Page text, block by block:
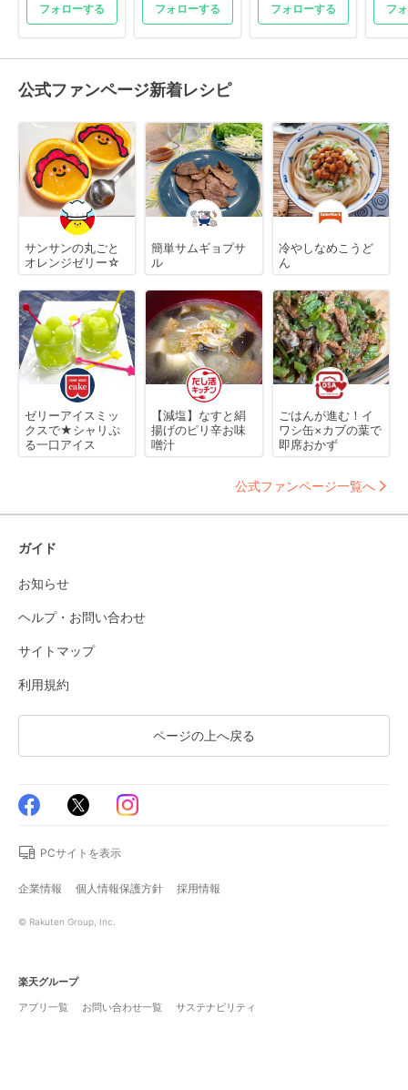
フォローする フォローする フォローする フ
公式ファンページ新着レシピ
サンサンの丸ごと
オレンジゼリー☆
簡単サムギョプサ
ル
冷やしなめこうど
ん
ゼリーアイスミッ
クスで★シャリぷ
る一口アイス
【減塩】なすと絹
揚げのピリ辛お味
噌汁
ごはんが進む！イ
ワシ缶×カブの葉で
即席おかず
公式ファンページ一覧へ
ガイド
お知らせ
ヘルプ・お問い合わせ
サイトマップ
利用規約
ページの上へ戻る
PCサイトを表示
企業情報 個人情報保護方針 採用情報
© Rakuten Group, Inc.
楽天グループ
アプリ一覧
お問い合わせ一覧 サステナビリティ